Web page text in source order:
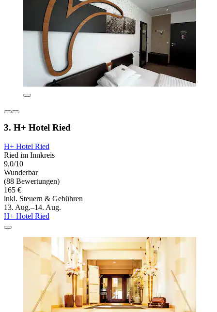
3. H+ Hotel Ried
H+ Hotel Ried
Ried im Innkreis
9,0/10
Wunderbar
(88 Bewertungen)
165 €
inkl. Steuern & Gebühren
13. Aug.–14. Aug.
H+ Hotel Ried